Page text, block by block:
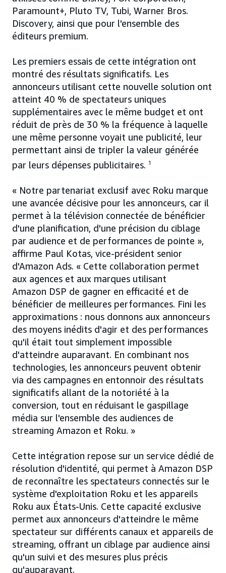
Paramount+, Pluto TV, Tubi, Warner Bros.
Discovery, ainsi que pour l'ensemble des
éditeurs premium.
Les premiers essais de cette intégration ont
montré des résultats significatifs. Les
annonceurs utilisant cette nouvelle solution ont
atteint 40 % de spectateurs uniques
supplémentaires avec le même budget et ont
réduit de près de 30 % la fréquence à laquelle
une même personne voyait une publicité, leur
permettant ainsi de tripler la valeur générée
par leurs dépenses publicitaires. 1
« Notre partenariat exclusif avec Roku marque
une avancée décisive pour les annonceurs, car il
permet à la télévision connectée de bénéficier
d'une planification, d'une précision du ciblage
par audience et de performances de pointe »,
affirme Paul Kotas, vice-président senior
d'Amazon Ads. « Cette collaboration permet
aux agences et aux marques utilisant
Amazon DSP de gagner en efficacité et de
bénéficier de meilleures performances. Fini les
approximations : nous donnons aux annonceurs
des moyens inédits d'agir et des performances
qu'il était tout simplement impossible
d'atteindre auparavant. En combinant nos
technologies, les annonceurs peuvent obtenir
via des campagnes en entonnoir des résultats
significatifs allant de la notoriété à la
conversion, tout en réduisant le gaspillage
média sur l'ensemble des audiences de
streaming Amazon et Roku. »
Cette intégration repose sur un service dédié de
résolution d'identité, qui permet à Amazon DSP
de reconnaître les spectateurs connectés sur le
système d'exploitation Roku et les appareils
Roku aux États-Unis. Cette capacité exclusive
permet aux annonceurs d'atteindre le même
spectateur sur différents canaux et appareils de
streaming, offrant un ciblage par audience ainsi
qu'un suivi et des mesures plus précis
qu'auparavant.